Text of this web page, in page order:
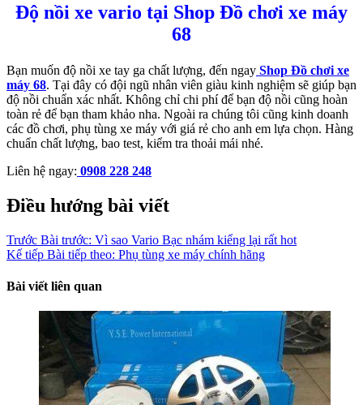
Độ nồi xe vario tại Shop Đồ chơi xe máy
68
Bạn muốn độ nồi xe tay ga chất lượng, đến ngay Shop Đồ chơi xe
máy 68. Tại đây có đội ngũ nhân viên giàu kinh nghiệm sẽ giúp bạn
độ nồi chuẩn xác nhất. Không chỉ chi phí để bạn độ nồi cũng hoàn
toàn rẻ để bạn tham khảo nha. Ngoài ra chúng tôi cũng kinh doanh
các đồ chơi, phụ tùng xe máy với giá rẻ cho anh em lựa chọn. Hàng
chuẩn chất lượng, bao test, kiểm tra thoải mái nhé.
Liên hệ ngay: 0908 228 248
Điều hướng bài viết
Trước Bài trước: Vì sao Vario Bạc nhám kiểng lại rất hot
Kế tiếp Bài tiếp theo: Phụ tùng xe máy chính hãng
Bài viết liên quan